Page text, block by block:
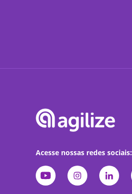
Acesse nossas redes sociais: